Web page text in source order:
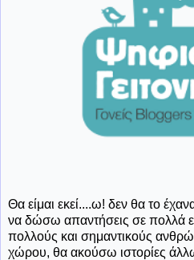
Θα είμαι εκεί....ω! δεν θα το
να δώσω απαντήσεις σε πολλά
πολλούς και σημαντικούς
χώρου, θα ακούσω ιστορίες